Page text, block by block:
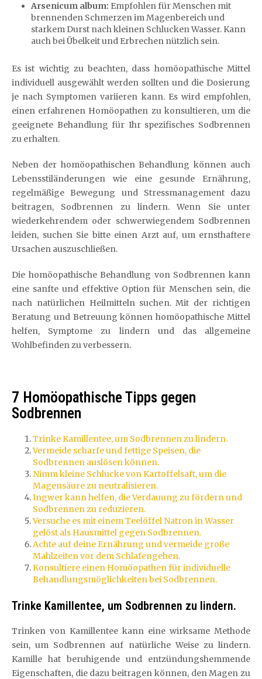
Arsenicum album: Empfohlen für Menschen mit
brennenden Schmerzen im Magenbereich und
starkem Durst nach kleinen Schlucken Wasser. Kann
auch bei Übelkeit und Erbrechen nützlich sein.
Es ist wichtig zu beachten, dass homöopathische Mittel
individuell ausgewählt werden sollten und die Dosierung
je nach Symptomen variieren kann. Es wird empfohlen,
einen erfahrenen Homöopathen zu konsultieren, um die
geeignete Behandlung für Ihr spezifisches Sodbrennen
zu erhalten.
Neben der homöopathischen Behandlung können auch
Lebensstiländerungen wie eine gesunde Ernährung,
regelmäßige Bewegung und Stressmanagement dazu
beitragen, Sodbrennen zu lindern. Wenn Sie unter
wiederkehrendem oder schwerwiegendem Sodbrennen
leiden, suchen Sie bitte einen Arzt auf, um ernsthaftere
Ursachen auszuschließen.
Die homöopathische Behandlung von Sodbrennen kann
eine sanfte und effektive Option für Menschen sein, die
nach natürlichen Heilmitteln suchen. Mit der richtigen
Beratung und Betreuung können homöopathische Mittel
helfen, Symptome zu lindern und das allgemeine
Wohlbefinden zu verbessern.
7 Homöopathische Tipps gegen
Sodbrennen
Trinke Kamillentee, um Sodbrennen zu lindern.
Vermeide scharfe und fettige Speisen, die
Sodbrennen auslösen können.
Nimm kleine Schlucke von Kartoffelsaft, um die
Magensäure zu neutralisieren.
Ingwer kann helfen, die Verdauung zu fördern und
Sodbrennen zu reduzieren.
Versuche es mit einem Teelöffel Natron in Wasser
gelöst als Hausmittel gegen Sodbrennen.
Achte auf deine Ernährung und vermeide große
Mahlzeiten vor dem Schlafengehen.
Konsultiere einen Homöopathen für individuelle
Behandlungsmöglichkeiten bei Sodbrennen.
Trinke Kamillentee, um Sodbrennen zu lindern.
Trinken von Kamillentee kann eine wirksame Methode
sein, um Sodbrennen auf natürliche Weise zu lindern.
Kamille hat beruhigende und entzündungshemmende
Eigenschaften, die dazu beitragen können, den Magen zu